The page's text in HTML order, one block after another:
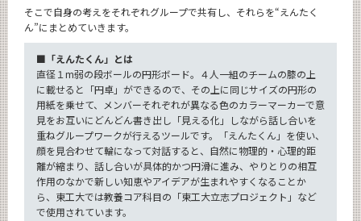
そこで自身の考えをそれぞれグループで共有し、それらを“えんたく
ん”にまとめていきます。
■「えんたくん」とは
直径１m弱の段ボールの円形ボード。４人一組のチームの膝の上
に載せると「円卓」ができるので、その上に同じサイズの円形の
用紙を乗せて、メンバーそれぞれが異なる色のカラーマーカーで意
見をお互いにどんどん書き出し「見える化」しながら話し合いを
重ねグループワークが行えるツールです。「えんたくん」を使い、
顔を見合わせて輪になって対話すると、自然に物理的・心理的距
離が縮まり、話し合いが具体的かつ円滑に進み、やりとりの相互
作用のなかで新しい知恵やアイデアが生まれやすくなることか
ら、東工大では教養コア科目の「東工大立志プロジェクト」など
で使用されています。